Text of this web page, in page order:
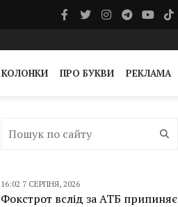
КОЛОНКИ ПРО БУКВИ РЕКЛАМА
16:02 7 СЕРПНЯ, 2026
Фокстрот вслід за АТБ припиняє